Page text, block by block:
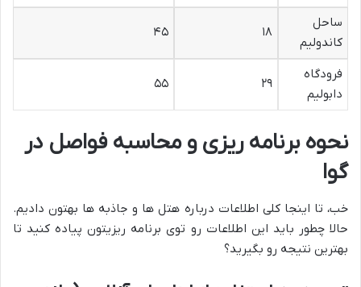
ساحل
کاندولیم
۱۸ ۴۵
فرودگاه
دابولیم
۲۹ ۵۵
نحوه برنامه ریزی و محاسبه فواصل در
گوا
خب، تا اینجا کلی اطلاعات درباره هتل ها و جاذبه ها بهتون دادیم.
حالا چطور باید این اطلاعات رو توی برنامه ریزیتون پیاده کنید تا
بهترین نتیجه رو بگیرید؟